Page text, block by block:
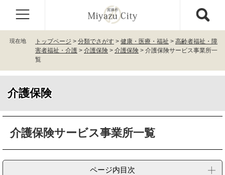
文
現在地 トップページ > 分類でさがす > 健康・医療・福祉 > 高齢者福祉・障
害者福祉・介護 > 介護保険 > 介護保険 > 介護保険サービス事業所一
覧
介護保険
介護保険サービス事業所一覧
ページ内目次